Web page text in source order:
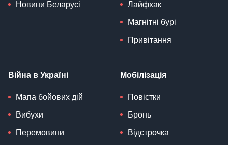
Новини Беларусі Лайфхак
Магнітні бурі
Привітання
Війна в Україні
Мапа бойових дій
Вибухи
Перемовини
Мобілізація
Повістки
Бронь
Відстрочка